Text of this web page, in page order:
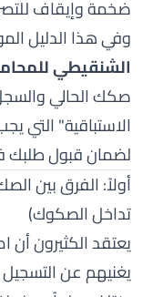
ضخمة وإيقاف
وفي هذا الدليل
الشنقيطي
صكك الحالي
الاستباقية" التي
لضمان قبول طلبك
أولاً: الفرق بين
تداخل الصكوك)
يعتقد الكثيرون
يغنيهم عن التسجيل